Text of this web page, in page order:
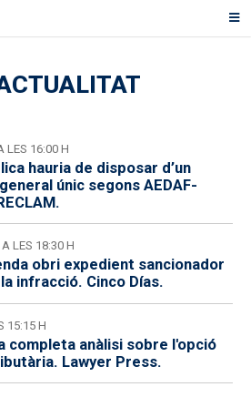
LES 16:00 H
hauria de disposar d’un
únic segons AEDAF-
LES 18:30 H
obri expedient sancionador
infracció. Cinco Días.
15:15 H
completa anàlisi sobre l'opció
Lawyer Press.